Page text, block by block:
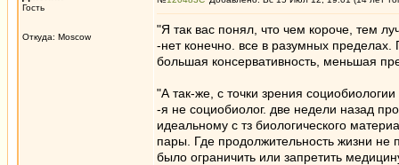
Гость
Откуда: Moscow
"Я так вас понял, что чем короче, тем
-нет конечно. все в разумных
большая консервативность, меньшая
"А так-же, с точки зрения
-я не социобиолог. две недели назад
идеальному с тз биологического
пары. Где продолжительность жизни не
было ограничить или запретить